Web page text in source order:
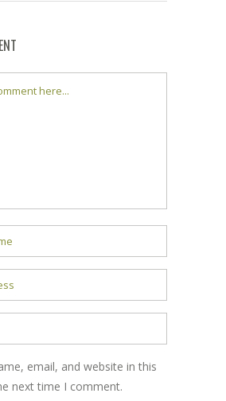
email, and website in this
next time I comment.